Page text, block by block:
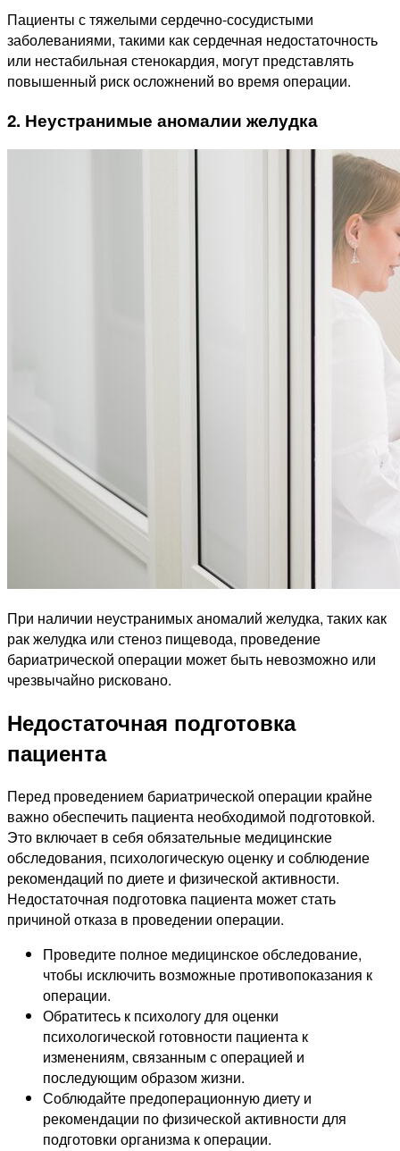
Пациенты с тяжелыми сердечно-сосудистыми
заболеваниями, такими как сердечная недостаточность
или нестабильная стенокардия, могут представлять
повышенный риск осложнений во время операции.
2. Неустранимые аномалии желудка
При наличии неустранимых аномалий желудка, таких как
рак желудка или стеноз пищевода, проведение
бариатрической операции может быть невозможно или
чрезвычайно рисковано.
Недостаточная подготовка
пациента
Перед проведением бариатрической операции крайне
важно обеспечить пациента необходимой подготовкой.
Это включает в себя обязательные медицинские
обследования, психологическую оценку и соблюдение
рекомендаций по диете и физической активности.
Недостаточная подготовка пациента может стать
причиной отказа в проведении операции.
Проведите полное медицинское обследование,
чтобы исключить возможные противопоказания к
операции.
Обратитесь к психологу для оценки
психологической готовности пациента к
изменениям, связанным с операцией и
последующим образом жизни.
Соблюдайте предоперационную диету и
рекомендации по физической активности для
подготовки организма к операции.